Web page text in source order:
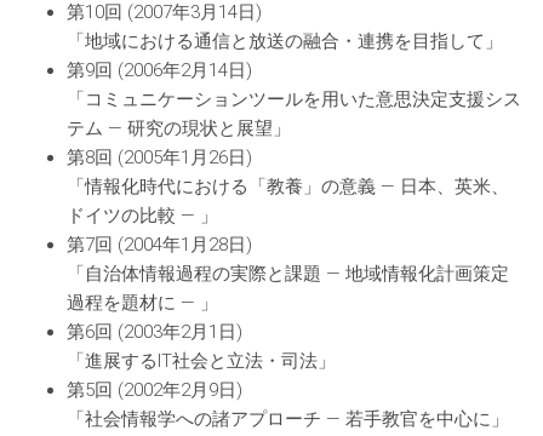
第10回 (2007年3月14日)
「地域における通信と放送の融合・連携を目指して」
第9回 (2006年2月14日)
「コミュニケーションツールを用いた意思決定支援シス
テム ― 研究の現状と展望」
第8回 (2005年1月26日)
「情報化時代における「教養」の意義 ― 日本、英米、
ドイツの比較 ― 」
第7回 (2004年1月28日)
「自治体情報過程の実際と課題 ― 地域情報化計画策定
過程を題材に ― 」
第6回 (2003年2月1日)
「進展するIT社会と立法・司法」
第5回 (2002年2月9日)
「社会情報学への諸アプローチ ― 若手教官を中心に」